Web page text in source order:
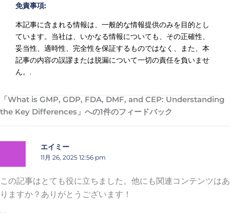
免責事項:
本記事に含まれる情報は、一般的な情報提供のみを目的とし
ています。当社は、いかなる情報についても、その正確性、
妥当性、適時性、完全性を保証するものではなく、また、本
記事の内容の誤謬または脱漏について一切の責任を負いませ
ん。.
「What is GMP, GDP, FDA, DMF, and CEP: Understanding
the Key Differences」への1件のフィードバック
エイミー
11月 26, 2025 12:56 pm
この記事はとても役に立ちました。他にも関連コンテンツはあ
りますか？ありがとうございます！